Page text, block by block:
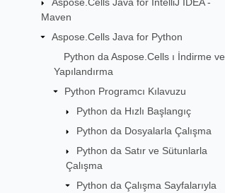
Maven
Aspose.Cells Java for Python
Python da Aspose.Cells ı İndirme ve
Yapılandırma
Python Programcı Kılavuzu
Python da Hızlı Başlangıç
Python da Dosyalarla Çalışma
Python da Satır ve Sütunlarla
Çalışma
Python da Çalışma Sayfalarıyla